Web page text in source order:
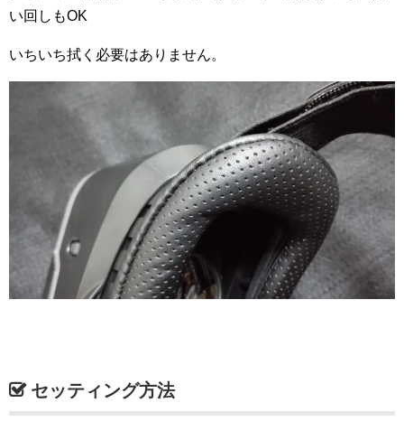
い回しもOK
いちいち拭く必要はありません。
セッティング方法